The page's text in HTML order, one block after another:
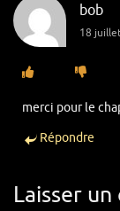
bob
18
merci pour le
Répondre
Laisser